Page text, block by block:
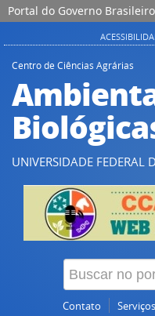
Portal do Governo Brasileiro
Centro de Ciências Agrárias
UNIVERSIDADE FEDERAL
Contato